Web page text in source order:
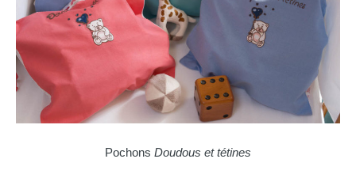
Pochons Doudous et tétines